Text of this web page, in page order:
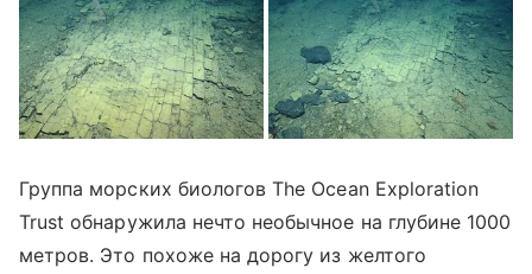
Группа морских биологов The Ocean Exploration
Trust обнаружила нечто необычное на глубине 1000
метров. Это похоже на дорогу из желтого